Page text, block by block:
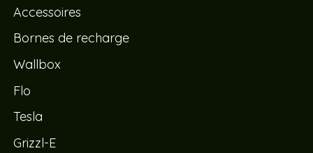
Accessoires
Bornes de recharge
Wallbox
Flo
Tesla
Grizzl-E